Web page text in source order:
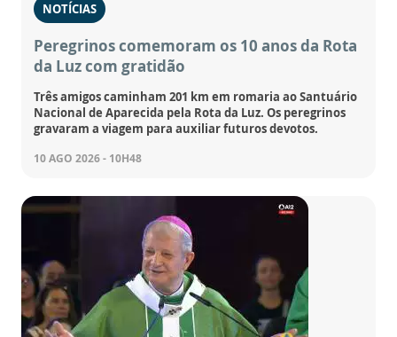
NOTÍCIAS
Peregrinos comemoram os 10 anos da Rota
da Luz com gratidão
Três amigos caminham 201 km em romaria ao Santuário
Nacional de Aparecida pela Rota da Luz. Os peregrinos
gravaram a viagem para auxiliar futuros devotos.
10 AGO 2026 - 10H48